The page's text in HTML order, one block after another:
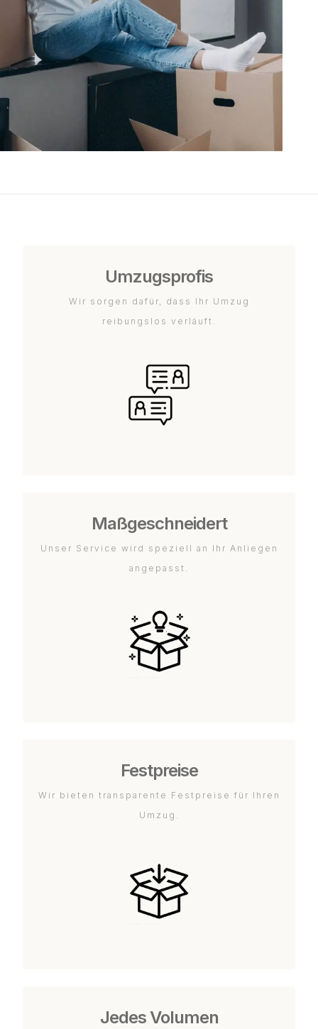
Umzugsprofis
Wir sorgen dafür, dass Ihr Umzug
reibungslos verläuft.
Maßgeschneidert
Unser Service wird speziell an Ihr Anliegen
angepasst.
Festpreise
Wir bieten transparente Festpreise für Ihren
Umzug.
Jedes Volumen